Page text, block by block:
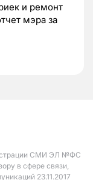
и ремонт
мэра за
СМИ ЭЛ №ФС
в сфере связи,
23.11.2017